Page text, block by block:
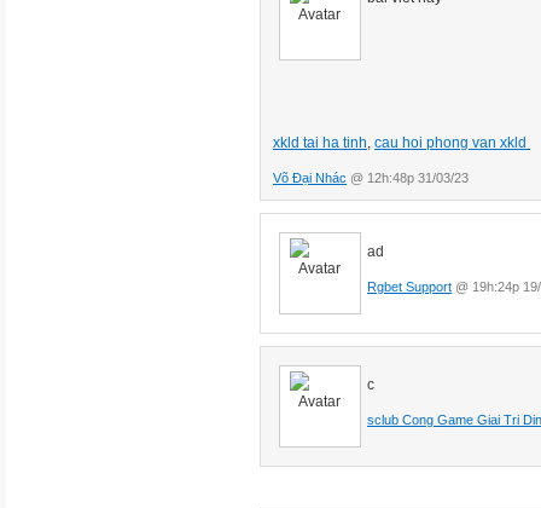
xkld tai ha tinh cau hoi phong van xkld
Võ Đại Nhác @ 12h:48p 31/03/23
ad
Rgbet Support @ 19h:24p
c
sclub Cong Game Giai Tri